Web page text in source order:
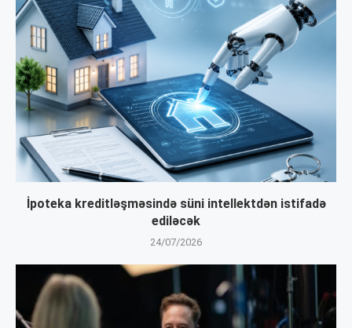
İpoteka kreditləşməsində süni intellektdən istifadə
ediləcək
24/07/2026